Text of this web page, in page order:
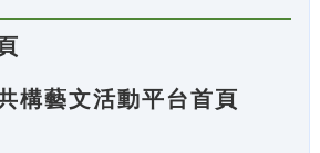
構藝文活動平台首頁